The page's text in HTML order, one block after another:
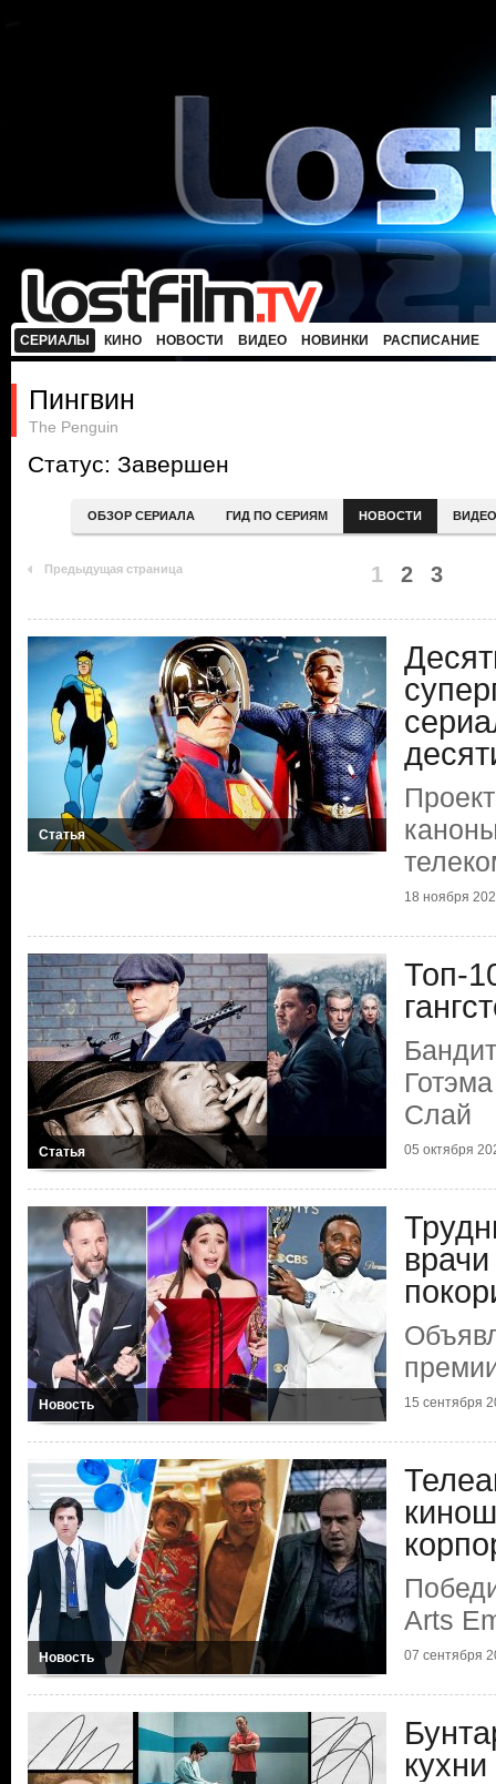
СЕРИАЛЫ КИНО НОВОСТИ ВИДЕО НОВИНКИ РАСПИСАНИЕ
Пингвин
The Penguin
Статус: Завершен
ОБЗОР СЕРИАЛА ГИД ПО СЕРИЯМ НОВОСТИ ВИДЕО
Предыдущая страница 1 2 3
Статья
18 ноября
Статья
Топ-
Слай
05 октября
Новость 15 сентября
Новость
Arts
07 сентября